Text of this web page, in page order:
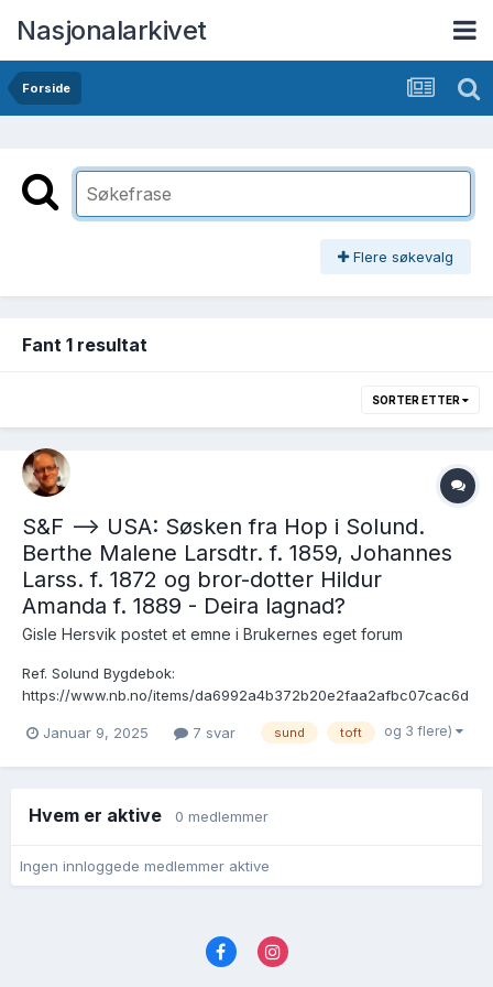
Nasjonalarkivet
Forside
Flere søkevalg
Fant 1 resultat
SORTER ETTER
S&F --> USA: Søsken fra Hop i Solund.
Berthe Malene Larsdtr. f. 1859, Johannes
Larss. f. 1872 og bror-dotter Hildur
Amanda f. 1889 - Deira lagnad?
Gisle Hersvik postet et emne i Brukernes eget forum
Ref. Solund Bygdebok:
https://www.nb.no/items/da6992a4b372b20e2faa2afbc07cac6d
1885 med Kristian Olsen Aga/Agø f. 1860:
Januar 9, 2025 7 svar sund toft og 3 flere)
Hvem er aktive 0 medlemmer
Ingen innloggede medlemmer aktive